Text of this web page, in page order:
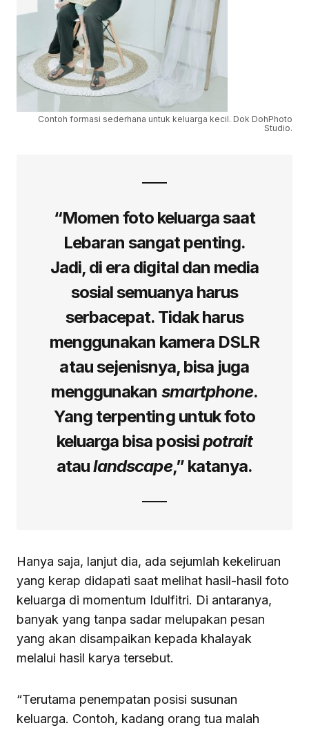
Contoh formasi sederhana untuk keluarga kecil. Dok DohPhoto
Studio.
“Momen foto keluarga saat
Lebaran sangat penting.
Jadi, di era digital dan media
sosial semuanya harus
serbacepat. Tidak harus
menggunakan kamera DSLR
atau sejenisnya, bisa juga
menggunakan smartphone.
Yang terpenting untuk foto
keluarga bisa posisipotrait
ataulandscape,” katanya.
Hanya saja, lanjut dia, ada sejumlah kekeliruan
yang kerap didapati saat melihat hasil-hasil foto
keluarga di momentum Idulfitri. Di antaranya,
banyak yang tanpa sadar melupakan pesan
yang akan disampaikan kepada khalayak
melalui hasil karya tersebut.
“Terutama penempatan posisi susunan
keluarga. Contoh, kadang orang tua malah